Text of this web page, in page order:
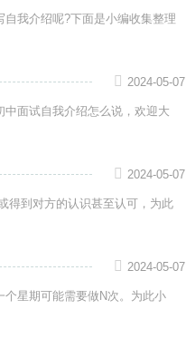
我介绍呢?下面是小编收集整理
面试自我介绍怎么说，欢迎大
2024-05-07
得到对方的认识甚至认可，为此
2024-05-07
星期可能需要做N次。为此小
2024-05-07